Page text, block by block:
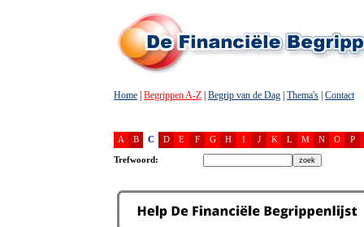
Home Begrippen A-Z Begrip van de Dag Thema's Contact
A B C D E F G H I J K L M N O P
Trefwoord: